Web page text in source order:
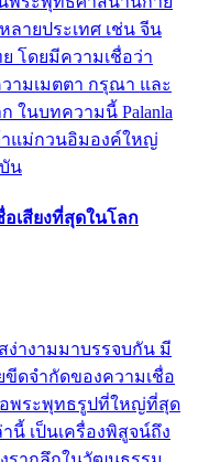
ายประเทศ เช่น จีน
โดยมีความเชื่อว่า
ามเมตตา กรุณา และ
ในบทความนี้ Palanla
าแม่กวนอิมองค์ใหญ่
น
เสียงที่สุดในโลก
างามมาบรรจบกัน มี
ดจำกัดของความเชื่อ
พระพุทธรูปที่ใหญ่ที่สุด
นี้ เป็นเครื่องพิสูจน์ถึง